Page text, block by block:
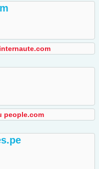
people.com